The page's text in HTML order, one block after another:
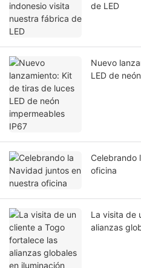
de LED
Nuevo
LED de
Celebrando
oficina
La visita de
alianzas